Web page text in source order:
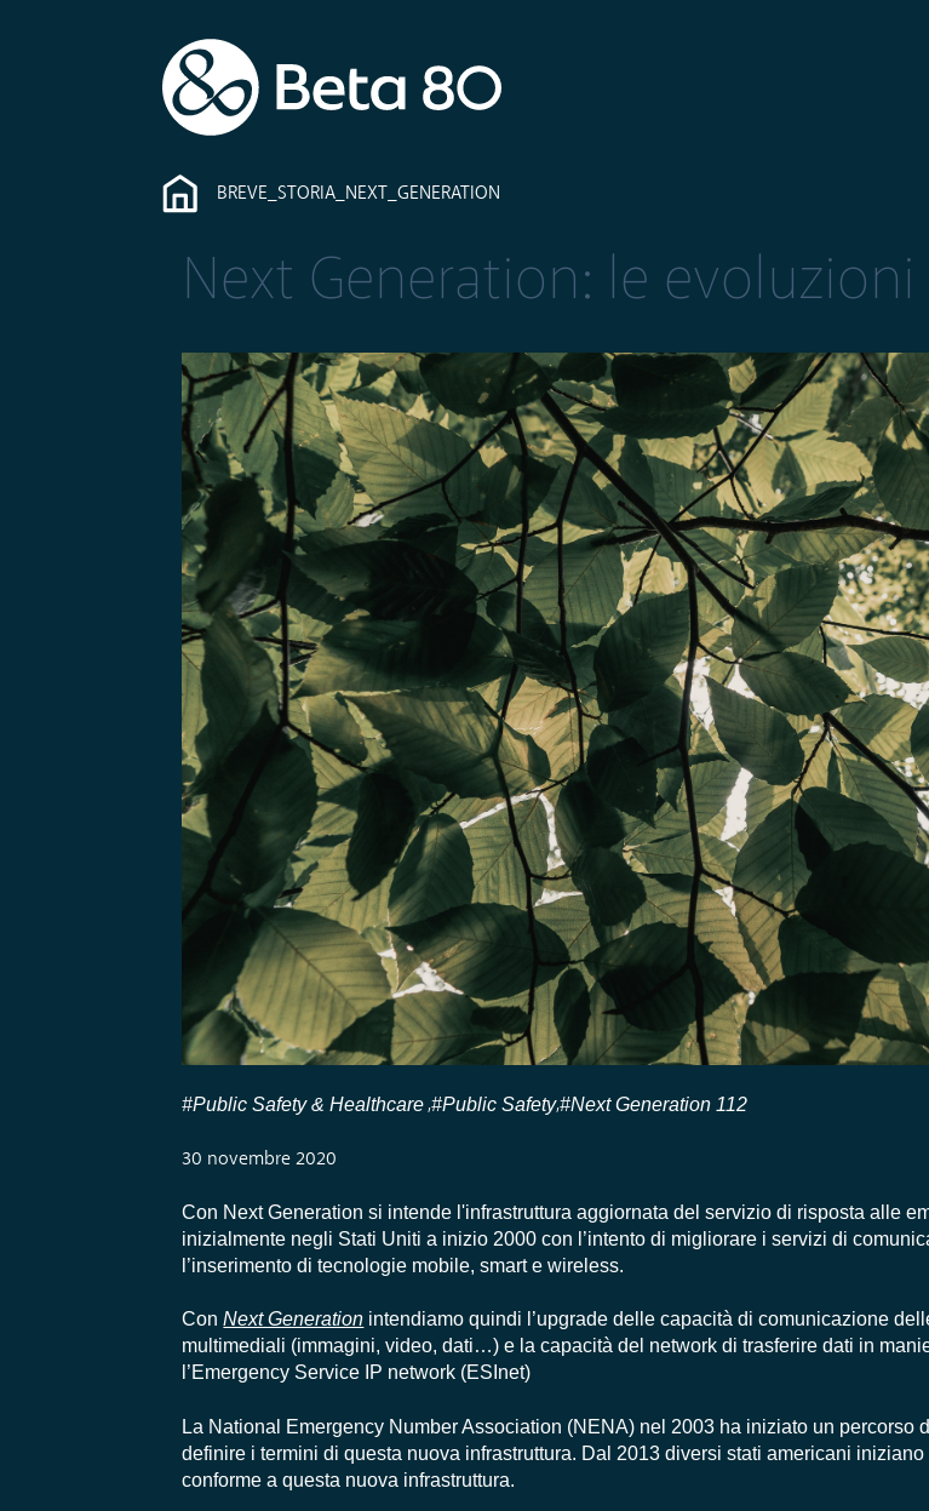
BREVE_STORIA_NEXT_GENERATION
Next Generation: le
#Public Safety & Healthcare ,#Public Safety,#Next Generation 112
30 novembre 2020
Con Next Generation si intende l'infrastruttura aggiornata del servizio di risposta alle
inizialmente negli Stati Uniti a inizio 2000 con l’intento di migliorare i servizi di
l’inserimento di tecnologie mobile, smart e wireless.
ConNext Generation intendiamo quindi l’upgrade delle capacità di comunicazione
multimediali (immagini, video, dati…) e la capacità del network di trasferire dati in
l’Emergency Service IP network (ESInet)
La National Emergency Number Association (NENA) nel 2003 ha iniziato un percorso
definire i termini di questa nuova infrastruttura. Dal 2013 diversi stati americani
conforme a questa nuova infrastruttura.